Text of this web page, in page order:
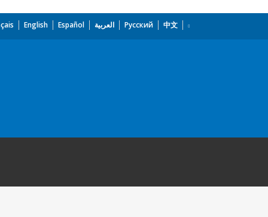
English Español العربية Русский 中文